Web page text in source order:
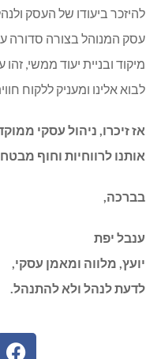
להיזכר ביעודו של העסק
עסק המנוהל בצורה סדורה
מיקוד ובניית יעוד ממשי,
לבוא אלינו ומעניק ללקוח
אז זיכרו, ניהול עסקי
אותנו לרווחיות וחוף
בברכה,
ענבל יפת
יועץ, מלווה ומאמן עסקי,
לדעת לנהל ולא להתנהל.